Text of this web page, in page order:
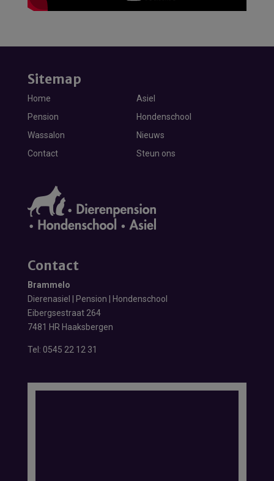
Sitemap
Home
Asiel
Pension
Hondenschool
Wassalon
Nieuws
Contact
Steun ons
Contact
Brammelo
Dierenasiel | Pension | Hondenschool
Eibergsestraat 264
7481 HR Haaksbergen
Tel: 0545 22 12 31